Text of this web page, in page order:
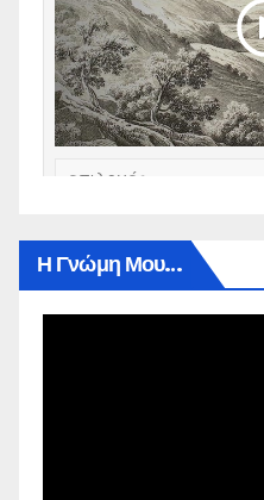
Η Γνώμη Μου…